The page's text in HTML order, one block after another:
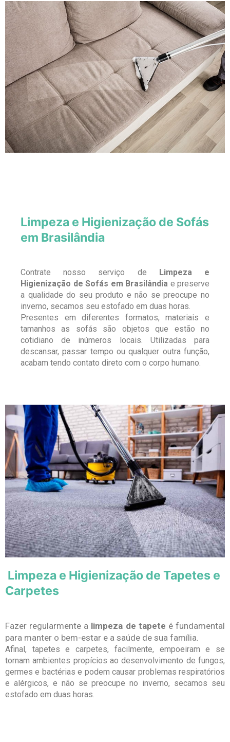
Limpeza e Higienização de Sofás
em Brasilândia
Contrate nosso serviço de Limpeza e
Higienização de Sofás em Brasilândia e preserve
a qualidade do seu produto e não se preocupe no
inverno, secamos seu estofado em duas horas.
Presentes em diferentes formatos, materiais e
tamanhos as sofás são objetos que estão no
cotidiano de inúmeros locais. Utilizadas para
descansar, passar tempo ou qualquer outra função,
acabam tendo contato direto com o corpo humano.
Limpeza e Higienização de Tapetes e
Carpetes
Fazer regularmente a limpeza de tapete é fundamental
para manter o bem-estar e a saúde de sua família.
Afinal, tapetes e carpetes, facilmente, empoeiram e se
tornam ambientes propícios ao desenvolvimento de fungos,
germes e bactérias e podem causar problemas respiratórios
e alérgicos, e não se preocupe no inverno, secamos seu
estofado em duas horas.